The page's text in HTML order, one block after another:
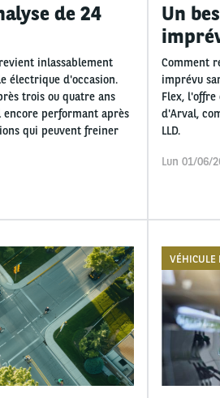
de 24
inlassablement
électrique d'occasion.
trois ou quatre ans
encore performant après
qui peuvent freiner
Un
Comment
imprévu
Flex, l'offre
d'Arval,
LLD.
Lun 01/06/
VÉHICULE